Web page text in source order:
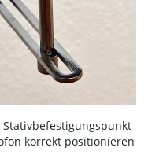
korrekt positionieren